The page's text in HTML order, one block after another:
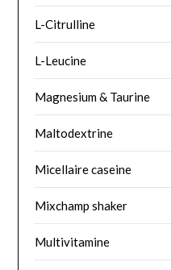
L-Citrulline
L-Leucine
Magnesium & Taurine
Maltodextrine
Micellaire caseine
Mixchamp shaker
Multivitamine